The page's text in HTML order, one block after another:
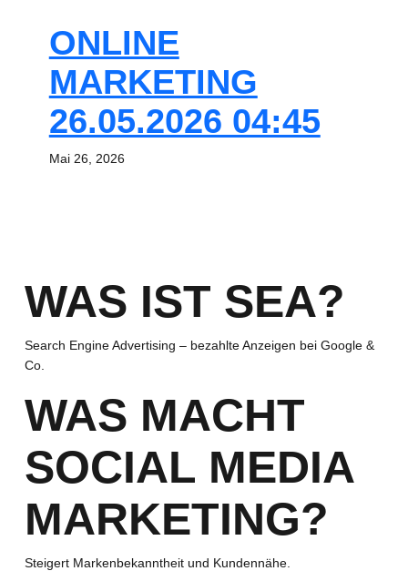
ONLINE
MARKETING
26.05.2026 04:45
Mai 26, 2026
WAS IST SEA?
Search Engine Advertising – bezahlte Anzeigen bei Google &
Co.
WAS MACHT
SOCIAL MEDIA
MARKETING?
Steigert Markenbekanntheit und Kundennähe.